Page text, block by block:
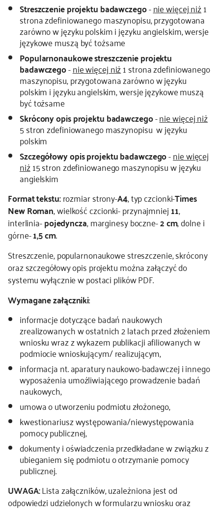
Streszczenie projektu badawczego-nie więcej niż1
strona zdefiniowanego maszynopisu, przygotowana
zarówno w języku polskim i języku angielskim, wersje
językowe muszą być tożsame
Popularnonaukowe streszczenie projektu
badawczego-nie więcej niż1 strona zdefiniowanego
maszynopisu, przygotowana zarówno w języku
polskim i języku angielskim, wersje językowe muszą
być tożsame
Skrócony opis projektu badawczego-nie więcej niż
5 stron zdefiniowanego maszynopisu w języku
polskim
Szczegółowy opis projektu badawczego-nie więcej
niż15 stron zdefiniowanego maszynopisu w języku
angielskim
Format tekstu:rozmiar strony-A4, typ czcionki-Times
New Roman, wielkość czcionki- przynajmniej11,
interlinia-pojedyncza, marginesy boczne-2 cm, dolne i
górne-1,5 cm.
Streszczenie, popularnonaukowe streszczenie, skrócony
oraz szczegółowy opis projektu można załączyć do
systemu wyłącznie w postaci plików PDF.
Wymagane załączniki:
informacje dotyczące badań naukowych
zrealizowanych w ostatnich 2 latach przed złożeniem
wniosku wraz z wykazem publikacji afiliowanych w
podmiocie wnioskującym/ realizującym,
informacja nt. aparatury naukowo-badawczej i innego
wyposażenia umożliwiającego prowadzenie badań
naukowych,
umowa o utworzeniu podmiotu złożonego,
kwestionariusz występowania/niewystępowania
pomocy publicznej,
dokumenty i oświadczenia przedkładane w związku z
ubieganiem się podmiotu o otrzymanie pomocy
publicznej.
UWAGA:Lista załączników, uzależniona jest od
odpowiedzi udzielonych w formularzu wniosku oraz